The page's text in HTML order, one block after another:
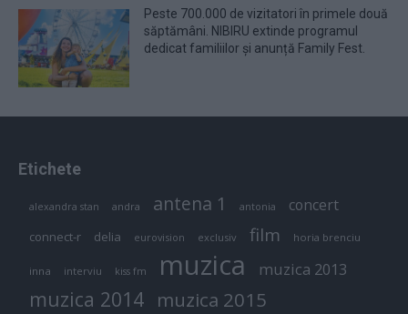
Peste 700.000 de vizitatori în primele două
săptămâni. NIBIRU extinde programul
dedicat familiilor și anunță Family Fest.
Etichete
alexandra stan andra antena 1 antonia concert
connect-r delia eurovision exclusiv film horia brenciu
inna interviu kiss fm muzica muzica 2013
muzica 2014 muzica 2015